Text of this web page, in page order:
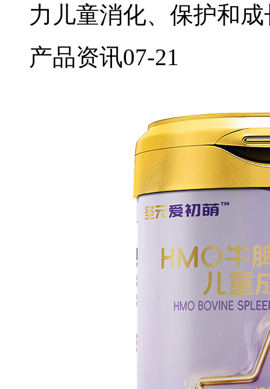
力儿童消化、保护和
产品资讯07-21